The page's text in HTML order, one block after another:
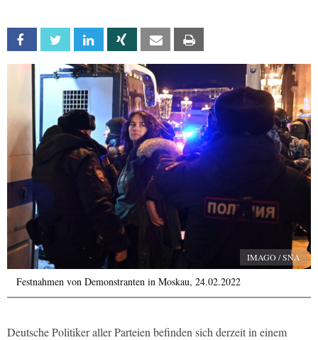
Facebook Twitter Linkedin Xing Email
IMAGO / SNA
Festnahmen von Demonstranten in Moskau, 24.02.2022
Deutsche Politiker aller Parteien befinden sich derzeit in einem